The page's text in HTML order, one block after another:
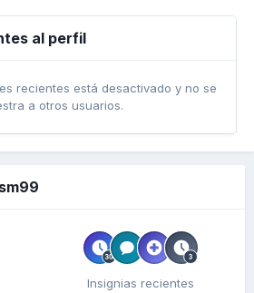
al perfil
recientes está desactivado y no se
a otros usuarios.
Insignias recientes